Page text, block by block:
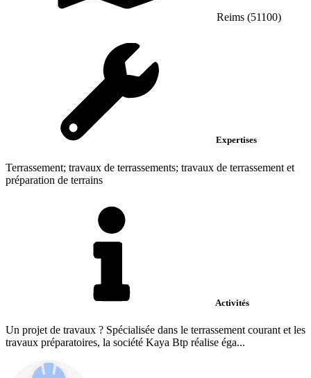
Reims (51100)
Expertises
Terrassement; travaux de terrassements; travaux de terrassement et
préparation de terrains
Activités
Un projet de travaux ? Spécialisée dans le terrassement courant et les
travaux préparatoires, la société Kaya Btp réalise éga...